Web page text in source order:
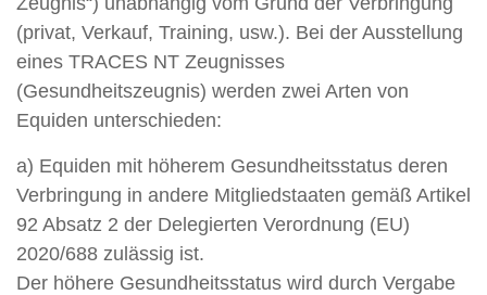
(privat, Verkauf, Training, usw.). Bei der Ausstellung
eines TRACES NT Zeugnisses
(Gesundheitszeugnis) werden zwei Arten von
Equiden unterschieden:
a) Equiden mit höherem Gesundheitsstatus deren
Verbringung in andere Mitgliedstaaten gemäß Artikel
92 Absatz 2 der Delegierten Verordnung (EU)
2020/688 zulässig ist.
Der höhere Gesundheitsstatus wird durch Vergabe